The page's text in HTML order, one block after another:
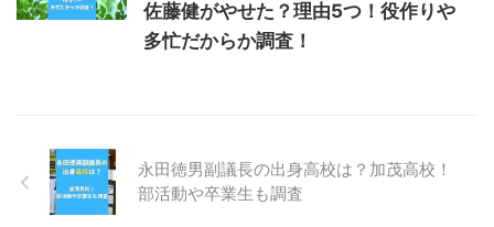
佐藤健がやせた？理由5つ！役作りや
多忙だからか調査！
永田徳男副議長の出身高校は？加茂高校！
部活動や卒業生も調査